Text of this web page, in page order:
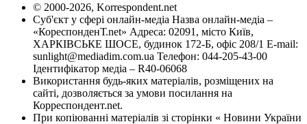
© 2000-2026, Korrespondent.net
Суб'єкт у сфері онлайн-медіа Назва онлайн-медіа –
«КореспонденТ.net» Адреса: 02091, місто Київ,
ХАРКІВСЬКЕ ШОСЕ, будинок 172-Б, офіс 208/1 E-mail:
sunlight@mediadim.com.ua Телефон: 044-205-43-00
Ідентифікатор медіа – R40-06068
Використання будь-яких матеріалів, розміщених на
сайті, дозволяється за умови посилання на
Корреспондент.net.
При копіюванні матеріалів зі сторінки « Новини України